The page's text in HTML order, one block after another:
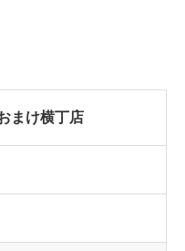
まけ横丁店